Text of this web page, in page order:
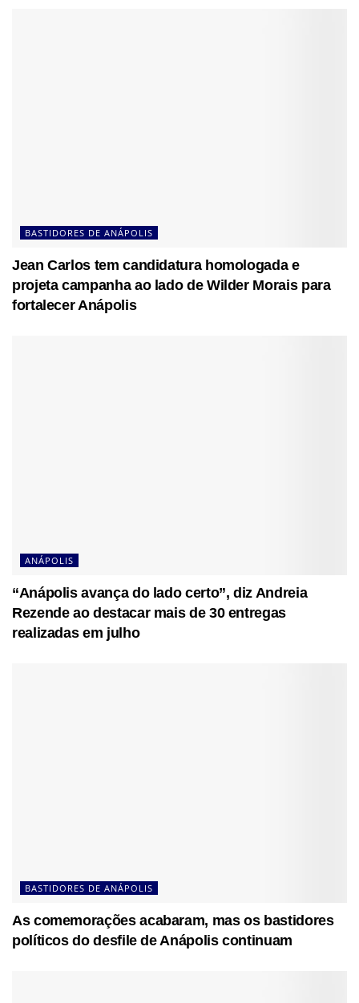
BASTIDORES DE ANÁPOLIS
Jean Carlos tem candidatura homologada e
projeta campanha ao lado de Wilder Morais para
fortalecer Anápolis
ANÁPOLIS
“Anápolis avança do lado certo”, diz Andreia
Rezende ao destacar mais de 30 entregas
realizadas em julho
BASTIDORES DE ANÁPOLIS
As comemorações acabaram, mas os bastidores
políticos do desfile de Anápolis continuam